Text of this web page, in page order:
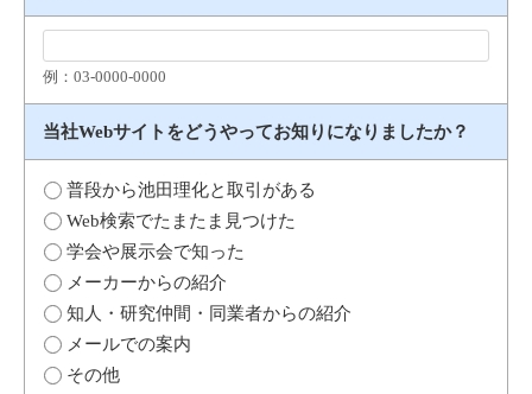
例：03​-​0000​-​0000
当社Webサイトをどうやってお知りになりましたか？
普段から池田理化と取引がある
Web検索でたまたま見つけた
学会や展示会で知った
メーカーからの紹介
知人・研究仲間・同業者からの紹介
メールでの案内
その他